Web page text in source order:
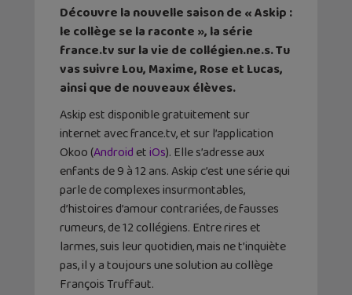
Découvre la nouvelle saison de « Askip :
le collège se la raconte », la série
france.tv sur la vie de collégien.ne.s. Tu
vas suivre Lou, Maxime, Rose et Lucas,
ainsi que de nouveaux élèves.
Askip est disponible gratuitement sur
internet avec france.tv, et sur l’application
Okoo (Android etiOs). Elle s’adresse aux
enfants de 9 à 12 ans. Askip c’est une série qui
parle de complexes insurmontables,
d’histoires d’amour contrariées, de fausses
rumeurs, de 12 collégiens. Entre rires et
larmes, suis leur quotidien, mais ne t’inquiète
pas, il y a toujours une solution au collège
François Truffaut.